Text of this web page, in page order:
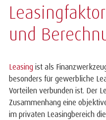
und
Leasing ist als
besonders für gewerbliche
Vorteilen verbunden ist. Der
Zusammenhang eine
im privaten Leasingbereich